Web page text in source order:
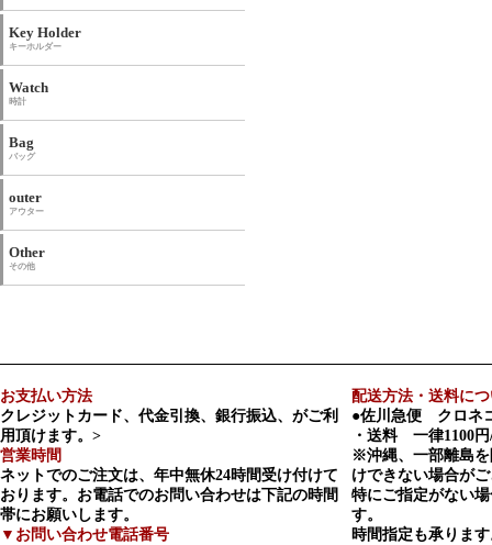
Key Holder
キーホルダー
Watch
時計
Bag
バッグ
outer
アウター
Other
その他
お支払い方法
クレジットカード、代金引換、銀行振込、がご利
用頂けます。>
営業時間
ネットでのご注文は、年中無休24時間受け付けて
おります。お電話でのお問い合わせは下記の時間
帯にお願いします。
▼お問い合わせ電話番号
配送方法・送料に
●佐川急便 クロネ
・送料 一律1100
※沖縄、一部離島
けできない場合が
特にご指定がない
す。
時間指定も承りま